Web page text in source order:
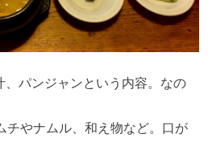
、パンジャンという内容。なの
チやナムル、和え物など。口が